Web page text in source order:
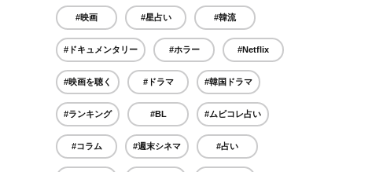
#映画 #星占い #韓流
#ドキュメンタリー #ホラー #Netflix
#映画を聴く #ドラマ #韓国ドラマ
#ランキング #BL #ムビコレ占い
#コラム #週末シネマ #占い